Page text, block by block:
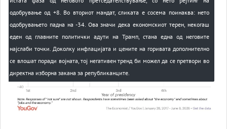
одобрување од +8. Во вториот мандат, сликата е сосема поинаква: нето
одобрувањето падна на -34. Ова значи дека економскиот терен, некогаш
еден од главните политички адути на Трамп, стана една од неговите
најслаби точки. Доколку инфлацијата и цените на горивата дополнително
се влошат поради војната, тој негативен тренд би можел да се претвори во
директна изборна закана за републиканците.